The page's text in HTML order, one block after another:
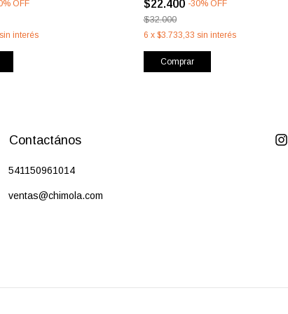
%OFF
sin interés
$22.400 -30% OFF
$32.000
6 x $3.733,33 sin interés
Comprar
Contactános
541150961014
ventas@chimola.com